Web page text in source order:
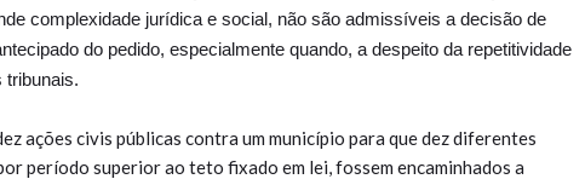
complexidade jurídica e social, não são admissíveis a decisão de
do pedido, especialmente quando, a despeito da repetitividade
tribunais.
ações civis públicas contra um município para que dez diferentes
período superior ao teto fixado em lei, fossem encaminhados a